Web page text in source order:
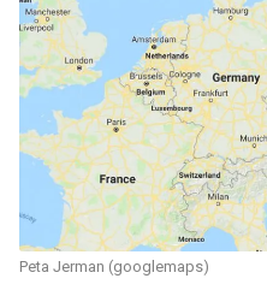
Peta Jerman (googlemaps)